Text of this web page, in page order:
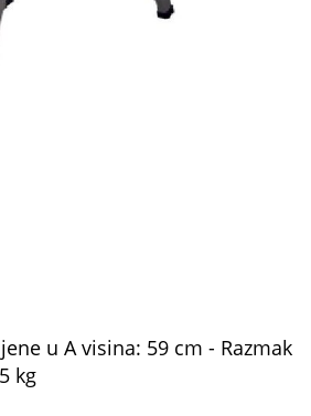
u A visina: 59 cm - Razmak
kg